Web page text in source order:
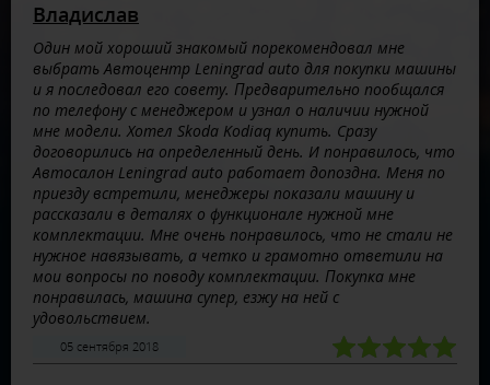
Владислав
Один мой хороший знакомый порекомендовал мне
выбрать Автоцентр Leningrad auto для покупки машины
и я последовал его совету. Предварительно пообщался
по телефону с менеджером и узнал о наличии нужной
мне модели. Хотел Skoda Kodiaq купить. Сразу
договорились на определенный день. И понравилось, что
Автосалон Leningrad auto работает допоздна. Меня по
приезду встретили, менеджеры показали машину и
рассказали в деталях о функционале нужной мне
комплектации. Мне очень понравилось, что не стали не
нужное навязывать, а четко и грамотно ответили на
мои вопросы по поводу комплектации. Покупка мне
понравилась, машина супер, езжу на ней с
удовольствием.
05 сентября 2018